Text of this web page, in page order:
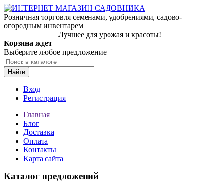
Розничная торговля семенами, удобрениями, садово-
огородным инвентарем
Лучшее для урожая и красоты!
Корзина ждет
Выберите любое предложение
Найти
Вход
Регистрация
Главная
Блог
Доставка
Оплата
Контакты
Карта сайта
Каталог предложений